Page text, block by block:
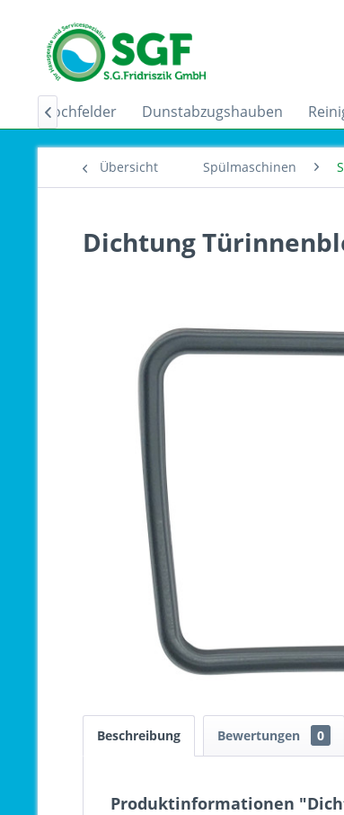
Dunstabzugshauben

Übersicht Spülmaschinen
Dichtung
Beschreibung Bewertungen 0
Produktinformationen